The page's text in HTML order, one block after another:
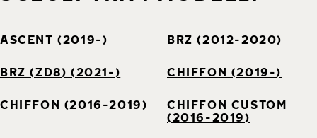
ASCENT (2019-) BRZ (2012-2020)
BRZ (ZD8) (2021-) CHIFFON (2019-)
CHIFFON (2016-2019)
CHIFFON CUSTOM
(2016-2019)